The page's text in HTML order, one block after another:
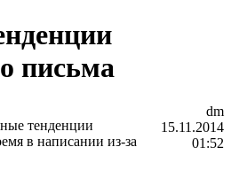
письма
тенденции
в написании из-за
dm
15.11.2014
01:52